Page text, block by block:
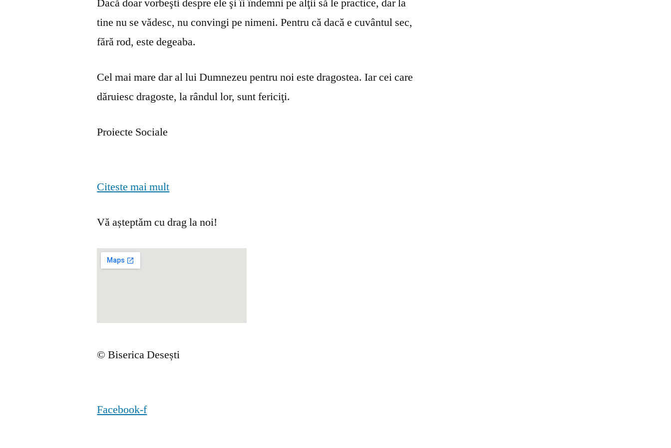
tine nu se vă­desc, nu convingi pe nimeni. Pentru că dacă e cuvântul sec,
fără rod, este degeaba.
Cel mai mare dar al lui Dumnezeu pentru noi este dragostea. Iar cei care
dăruiesc dragoste, la rândul lor, sunt fericiţi.
Proiecte Sociale
Citeste mai mult
Vă așteptăm cu drag la noi!
© Biserica Desești
Facebook-f